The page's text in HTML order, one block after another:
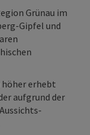
Grünau im
Gipfel und
höher erhebt
aufgrund der